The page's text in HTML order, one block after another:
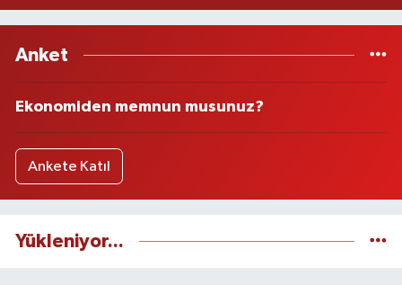
Anket
Ekonomiden memnun musunuz?
Ankete Katıl
Yükleniyor...